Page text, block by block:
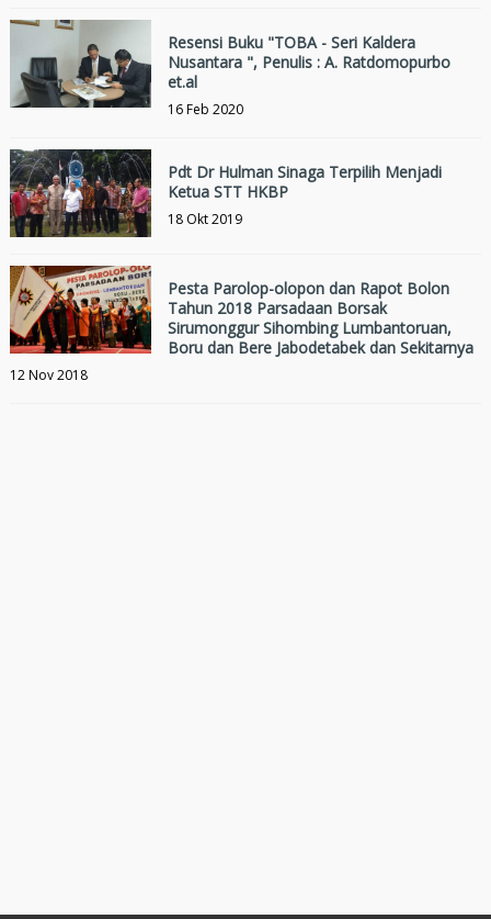
Resensi Buku "TOBA - Seri Kaldera
Nusantara ", Penulis : A. Ratdomopurbo
et.al
16 Feb 2020
Pdt Dr Hulman Sinaga Terpilih Menjadi
Ketua STT HKBP
18 Okt 2019
Pesta Parolop-olopon dan Rapot Bolon
Tahun 2018 Parsadaan Borsak
Sirumonggur Sihombing Lumbantoruan,
Boru dan Bere Jabodetabek dan Sekitarnya
12 Nov 2018